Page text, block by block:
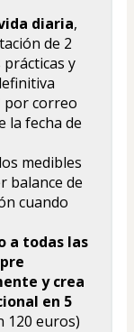
diaria,
de 2
y
por correo
la fecha de
medibles
balance de
cuando
a todas las
y crea
en 5
120 euros)